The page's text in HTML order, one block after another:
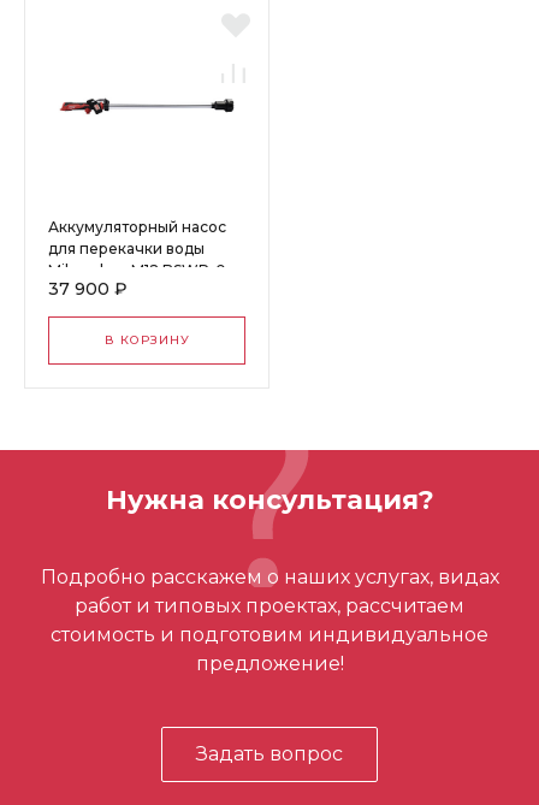
Аккумуляторный насос
для перекачки воды
Milwaukee M12 BSWP-0
4933479639
37 900 ₽
В КОРЗИНУ
Нужна консультация?
Подробно расскажем о наших услугах, видах
работ и типовых проектах, рассчитаем
стоимость и подготовим индивидуальное
предложение!
Задать вопрос